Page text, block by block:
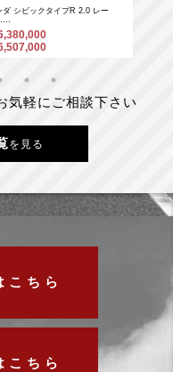
ダ シビックタイプR 2.0 レー
気軽にご相談下さい
を見る
こちら
こちら